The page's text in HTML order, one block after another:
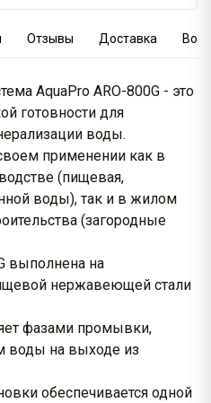
Отзывы Доставка
AquaPro ARO-800G - это
готовности для
воды.
применении как в
(пищевая,
воды), так и в жилом
(загородные
выполнена на
нержавеющей стали
фазами промывки,
воды на выходе из
обеспечивается одной